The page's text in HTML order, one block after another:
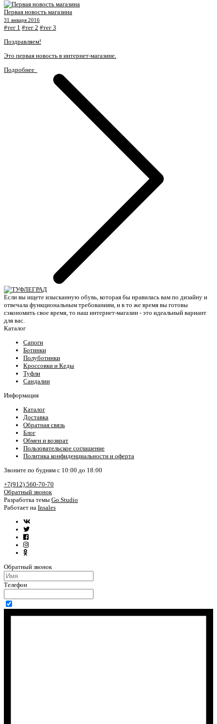
Первая новость магазина
31 января 2016
#тег 1 #тег 2 #тег 3
Поздравляем!
Это первая новость в интернет-магазине.
Подробнее
Если вы ищете изысканную обувь, которая бы нравилась вам по дизайну и
отвечала функциональным требованиям, и в то же время вы готовы
сэкономить свое время, то наш интернет-магазин - это идеальный вариант
для вас.
Каталог
Сапоги
Ботинки
Полуботинки
Кроссовки и Кеды
Туфли
Сандалии
Информация
Каталог
Доставка
Обратная связь
Блог
Обмен и возврат
Пользовательское соглашение
Политика конфиденциальности и оферта
Звоните по будням с 10:00 до 18:00
+7(912) 560-70-70
Обратный звонок
Разработка темы Go.Studio
Работает на Insales
Обратный звонок
Телефон